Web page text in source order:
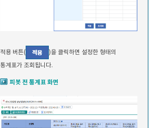
적용 버튼(
)을 클릭하면 설정한 형태의
통계표가 조회됩니다.
피봇 전 통계표 화면